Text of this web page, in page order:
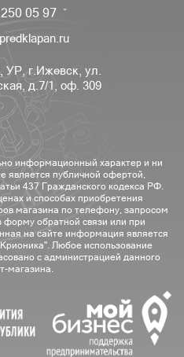
05 97
УР, г.Ижевск, ул.
д.7/1, оф. 309
информационный характер и ни
является публичной офертой,
437 Гражданского кодекса РФ.
и способах приобретения
магазина по телефону, запросом
форму обратной связи или при
на сайте информация является
Любое использование
с администрацией данного
магазина.